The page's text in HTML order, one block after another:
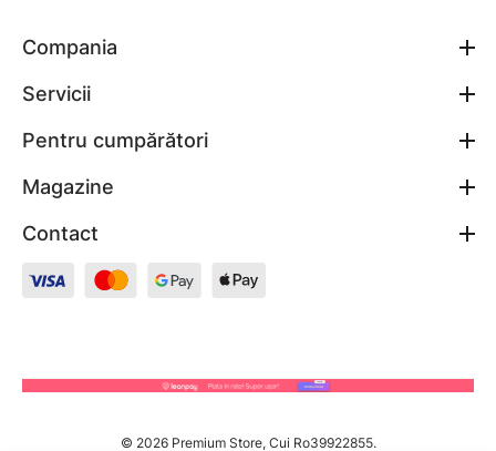
Compania
Servicii
Pentru cumpărători
Magazine
Contact
© 2026 Premium Store, Cui Ro39922855.